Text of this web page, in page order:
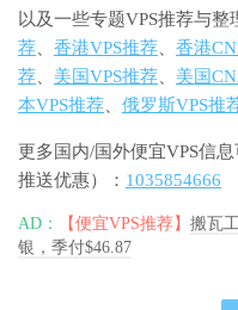
以及一些专题VPS推荐与整
荐、 香港VPS推荐、 香港
荐、 美国VPS推荐、 美国
本VPS推荐、 俄罗斯VPS推
更多国内/国外便宜VPS信
推送优惠）： 1035854666
AD： 【便宜VPS推荐】 搬瓦
银，季付$46.87